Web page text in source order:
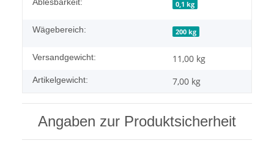
0,1 kg
Wägebereich: 200 kg
Versandgewicht: 11,00 kg
Artikelgewicht: 7,00 kg
Angaben zur Produktsicherheit